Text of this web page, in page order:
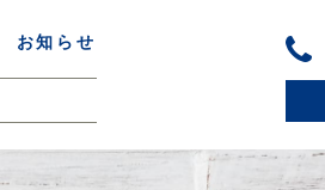
お知らせ